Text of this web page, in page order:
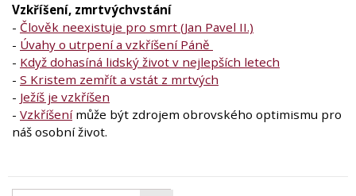
Vzkříšení, zmrtvýchvstání
- Člověk neexistuje pro smrt (Jan Pavel II.)
- Úvahy o utrpení a vzkříšení Páně
- Když dohasíná lidský život v nejlepších letech
- S Kristem zemřít a vstát z mrtvých
- Ježíš je vzkříšen
- Vzkříšenímůže být zdrojem obrovského optimismu pro
náš osobní život.